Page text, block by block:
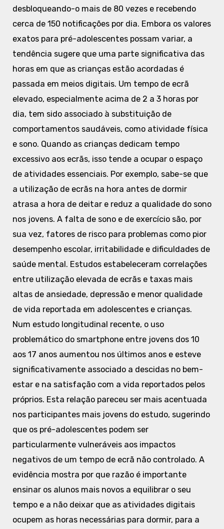
desbloqueando-o mais de 80 vezes e recebendo
cerca de 150 notificações por dia. Embora os valores
exatos para pré-adolescentes possam variar, a
tendência sugere que uma parte significativa das
horas em que as crianças estão acordadas é
passada em meios digitais. Um tempo de ecrã
elevado, especialmente acima de 2 a 3 horas por
dia, tem sido associado à substituição de
comportamentos saudáveis, como atividade física
e sono. Quando as crianças dedicam tempo
excessivo aos ecrãs, isso tende a ocupar o espaço
de atividades essenciais. Por exemplo, sabe-se que
a utilização de ecrãs na hora antes de dormir
atrasa a hora de deitar e reduz a qualidade do sono
nos jovens. A falta de sono e de exercício são, por
sua vez, fatores de risco para problemas como pior
desempenho escolar, irritabilidade e dificuldades de
saúde mental. Estudos estabeleceram correlações
entre utilização elevada de ecrãs e taxas mais
altas de ansiedade, depressão e menor qualidade
de vida reportada em adolescentes e crianças.
Num estudo longitudinal recente, o uso
problemático do smartphone entre jovens dos 10
aos 17 anos aumentou nos últimos anos e esteve
significativamente associado a descidas no bem-
estar e na satisfação com a vida reportados pelos
próprios. Esta relação pareceu ser mais acentuada
nos participantes mais jovens do estudo, sugerindo
que os pré-adolescentes podem ser
particularmente vulneráveis aos impactos
negativos de um tempo de ecrã não controlado. A
evidência mostra por que razão é importante
ensinar os alunos mais novos a equilibrar o seu
tempo e a não deixar que as atividades digitais
ocupem as horas necessárias para dormir, para a